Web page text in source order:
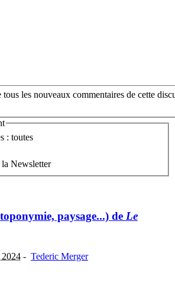
tous les nouveaux commentaires de cette
: toutes
Newsletter
paysage...) de Le
2024 - Tederic Merger